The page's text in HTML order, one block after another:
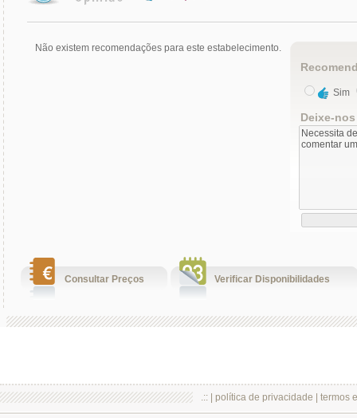
Não existem recomendações para este estabelecimento.
Sim
Deixe-
Consultar Preços Verificar Disponibilidades
.:: | política de privacidade termos